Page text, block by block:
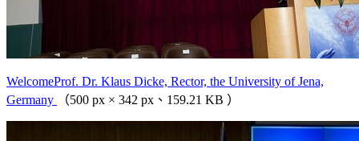
WelcomeProf. Dr. Klaus Dicke, Rector, the University of Jena,
Germany
（500 px × 342 px、159.21 KB ）